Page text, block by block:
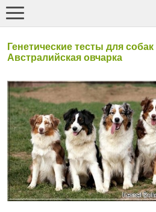
Генетические тесты для
Австралийская овчарка